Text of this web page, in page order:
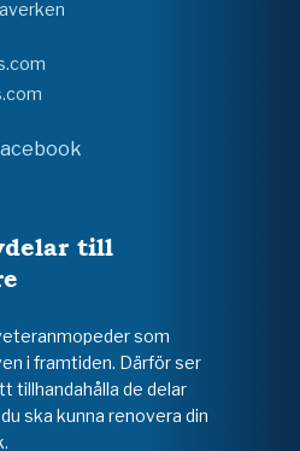
till
som
i framtiden. Därför ser
tillhandahålla de delar
ska kunna renovera din